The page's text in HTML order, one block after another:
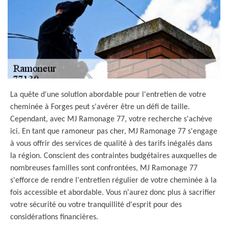
La quête d'une solution abordable pour l'entretien de votre
cheminée à Forges peut s'avérer être un défi de taille.
Cependant, avec MJ Ramonage 77, votre recherche s'achève
ici. En tant que ramoneur pas cher, MJ Ramonage 77 s'engage
à vous offrir des services de qualité à des tarifs inégalés dans
la région. Conscient des contraintes budgétaires auxquelles de
nombreuses familles sont confrontées, MJ Ramonage 77
s'efforce de rendre l'entretien régulier de votre cheminée à la
fois accessible et abordable. Vous n'aurez donc plus à sacrifier
votre sécurité ou votre tranquillité d'esprit pour des
considérations financières.